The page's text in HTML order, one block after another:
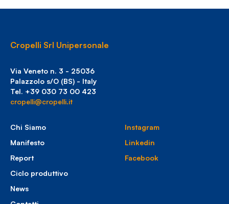
Cropelli Srl Unipersonale
Via Veneto n. 3 - 25036
Palazzolo s/O (BS) - Italy
Tel. +39 030 73 00 423
cropelli@cropelli.it
Chi Siamo
Manifesto
Report
Ciclo produttivo
News
Instagram
Linkedin
Facebook